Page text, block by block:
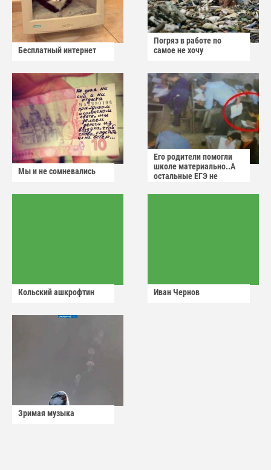
Бесплатный интернет
Погряз в работе по
самое не хочу
Мы и не сомневались
Его родители помогли
школе материально..А
остальные ЕГЭ не
Кольский ашкрофтин Иван Чернов
Зримая музыка